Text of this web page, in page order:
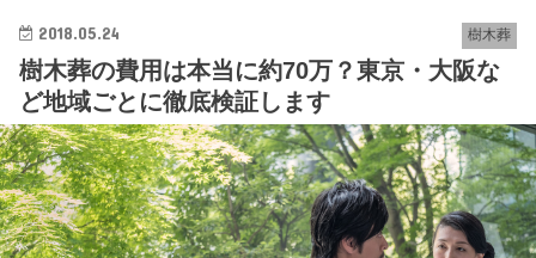
樹木葬
2018.05.24
樹木葬の費用は本当に約70万？東京・大阪な
ど地域ごとに徹底検証します